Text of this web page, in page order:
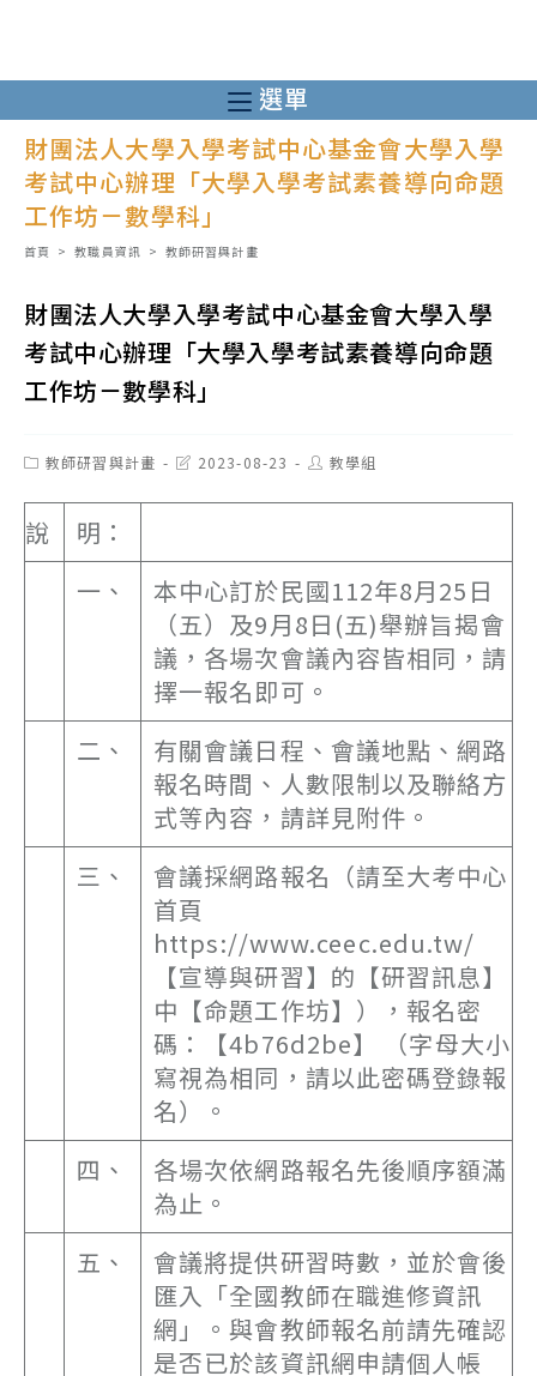
至
主
選單
財團法人大學入學考試中心基金會大學入學
考試中心辦理「大學入學考試素養導向命題
工作坊－數學科」
首頁 > 教職員資訊 > 教師研習與計畫
財團法人大學入學考試中心基金會大學入學
考試中心辦理「大學入學考試素養導向命題
工作坊－數學科」
Post教師研習與計畫
Post2023-08-23
Post教學組
說
明：
一、
本中心訂於民國112年8月25日
（五）及9月8日(五)舉辦旨揭會
議，各場次會議內容皆相同，請
擇一報名即可。
二、
有關會議日程、會議地點、網路
報名時間、人數限制以及聯絡方
式等內容，請詳見附件。
三、
會議採網路報名（請至大考中心
首頁
https://www.ceec.edu.tw/
【宣導與研習】的【研習訊息】
中【命題工作坊】），報名密
碼：【4b76d2be】 （字母大小
寫視為相同，請以此密碼登錄報
名）。
四、
各場次依網路報名先後順序額滿
為止。
五、
會議將提供研習時數，並於會後
匯入「全國教師在職進修資訊
網」。與會教師報名前請先確認
是否已於該資訊網申請個人帳